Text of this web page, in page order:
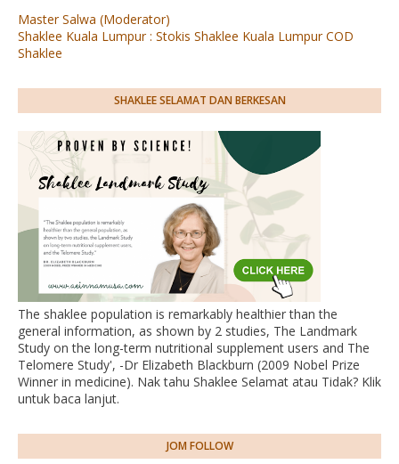
Master Salwa (Moderator)
Shaklee Kuala Lumpur : Stokis Shaklee Kuala Lumpur COD
Shaklee
SHAKLEE SELAMAT DAN BERKESAN
The shaklee population is remarkably healthier than the
general information, as shown by 2 studies, The Landmark
Study on the long-term nutritional supplement users and The
Telomere Study', -Dr Elizabeth Blackburn (2009 Nobel Prize
Winner in medicine). Nak tahu Shaklee Selamat atau Tidak? Klik
untuk baca lanjut.
JOM FOLLOW